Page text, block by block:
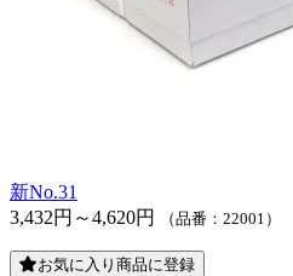
新No.31
3,432円～4,620円
（品番：22001）
お気に入り商品に登録